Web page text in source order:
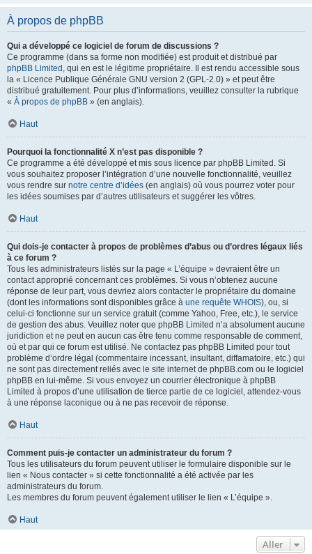
À propos de phpBB
Qui a développé ce logiciel de forum de discussions ?
Ce programme (dans sa forme non modifiée) est produit et distribué par
phpBB Limited , qui en est le légitime propriétaire. Il est rendu accessible sous
la « Licence Publique Générale GNU version 2 (GPL-2.0) » et peut être
distribué gratuitement. Pour plus d’informations, veuillez consulter la rubrique
« À propos de phpBB » (en anglais).
Haut
Pourquoi la fonctionnalité X n’est pas disponible ?
Ce programme a été développé et mis sous licence par phpBB Limited. Si
vous souhaitez proposer l’intégration d’une nouvelle fonctionnalité, veuillez
vous rendre sur notre centre d’idées (en anglais) où vous pourrez voter pour
les idées soumises par d’autres utilisateurs et suggérer les vôtres.
Haut
Qui dois-je contacter à propos de problèmes d’abus ou d’ordres légaux liés
à ce forum ?
Tous les administrateurs listés sur la page « L’équipe » devraient être un
contact approprié concernant ces problèmes. Si vous n’obtenez aucune
réponse de leur part, vous devriez alors contacter le propriétaire du domaine
(dont les informations sont disponibles grâce à une requête WHOIS), ou, si
celui-ci fonctionne sur un service gratuit (comme Yahoo, Free, etc.), le service
de gestion des abus. Veuillez noter que phpBB Limited n’a absolument aucune
juridiction et ne peut en aucun cas être tenu comme responsable de comment,
où et par qui ce forum est utilisé. Ne contactez pas phpBB Limited pour tout
problème d’ordre légal (commentaire incessant, insultant, diffamatoire, etc.) qui
ne sont pas directement reliés avec le site internet de phpBB.com ou le logiciel
phpBB en lui-même. Si vous envoyez un courrier électronique à phpBB
Limited à propos d’une utilisation de tierce partie de ce logiciel, attendez-vous
à une réponse laconique ou à ne pas recevoir de réponse.
Haut
Comment puis-je contacter un administrateur du forum ?
Tous les utilisateurs du forum peuvent utiliser le formulaire disponible sur le
lien « Nous contacter » si cette fonctionnalité a été activée par les
administrateurs du forum.
Les membres du forum peuvent également utiliser le lien « L’équipe ».
Haut
Aller